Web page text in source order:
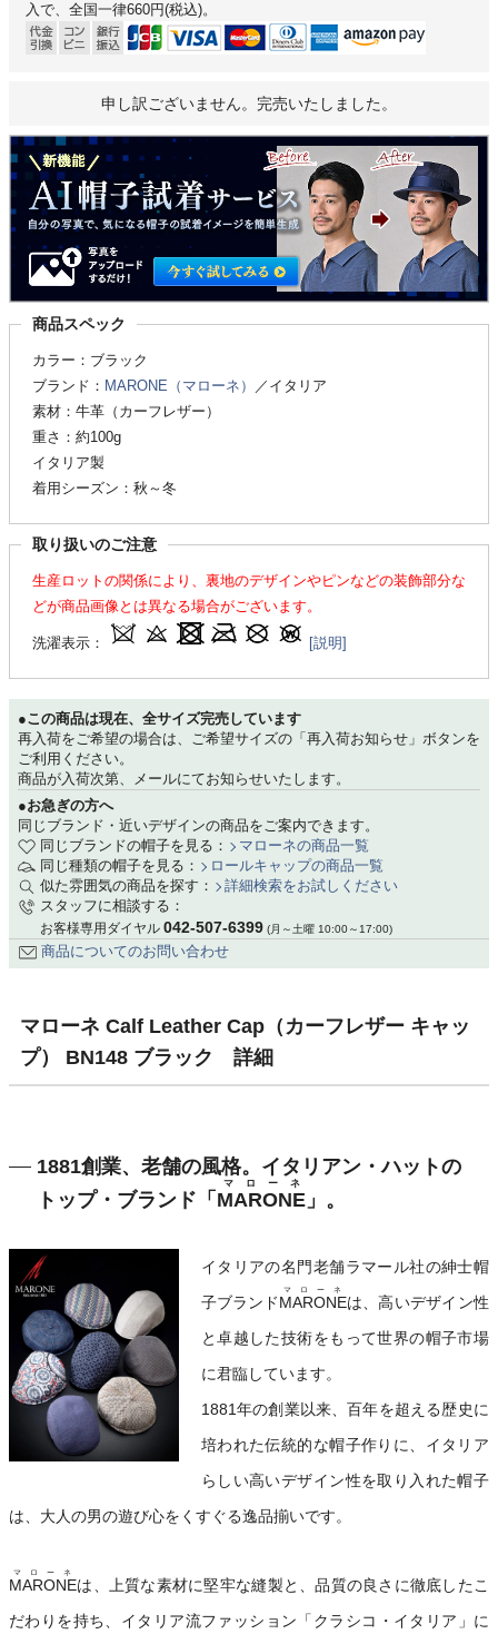
入で、全国一律660円(税込)。
申し訳ございません。完売いたしました。
商品スペック
カラー：ブラック
ブランド： MARONE（マローネ）
／イタリア
素材：牛革（カーフレザー）
重さ：約100g
イタリア製
着用シーズン：秋～冬
取り扱いのご注意
生産ロットの関係により、裏地のデザインやピンなどの装飾部分な
どが商品画像とは異なる場合がございます。
洗濯表示： [説明]
●この商品は現在、全サイズ完売しています
再入荷をご希望の場合は、ご希望サイズの「再入荷お知らせ」ボタンを
ご利用ください。
商品が入荷次第、メールにてお知らせいたします。
●お急ぎの方へ
同じブランド・近いデザインの商品をご案内できます。
同じブランドの帽子を見る：
マローネの商品一覧
同じ種類の帽子を見る：
ロールキャップの商品一覧
似た雰囲気の商品を探す：
詳細検索をお試しください
スタッフに相談する：
お客様専用ダイヤル 042-507-6399 (月～土曜 10:00～17:00)
商品についてのお問い合わせ
マローネ Calf Leather Cap（カーフレザー キャッ
プ） BN148 ブラック 詳細
1881創業、老舗の風格。イタリアン・ハットの
トップ・ブランド「 MARONE
マローネ
」。
イタリアの名門老舗ラマール社の紳士帽
子ブランドMARONE
マローネ
は、高いデザイン性
と卓越した技術をもって世界の帽子市場
に君臨しています。
1881年の創業以来、百年を超える歴史に
培われた伝統的な帽子作りに、イタリア
らしい高いデザイン性を取り入れた帽子
は、大人の男の遊び心をくすぐる逸品揃いです。
MARONE
マローネ
は、上質な素材に堅牢な縫製と、品質の良さに徹底したこ
だわりを持ち、イタリア流ファッション「クラシコ・イタリア」に